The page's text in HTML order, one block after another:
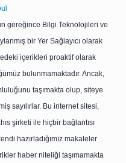
gereğince Bilgi Teknolojileri ve
bir Yer Sağlayıcı olarak
içerikleri proaktif olarak
bulunmamaktadır. Ancak,
taşımakta olup, siteye
sayılırlar. Bu internet sitesi,
şirketi ile hiçbir bağlantısı
hazırladığımız makaleler
haber niteliği taşımamakta